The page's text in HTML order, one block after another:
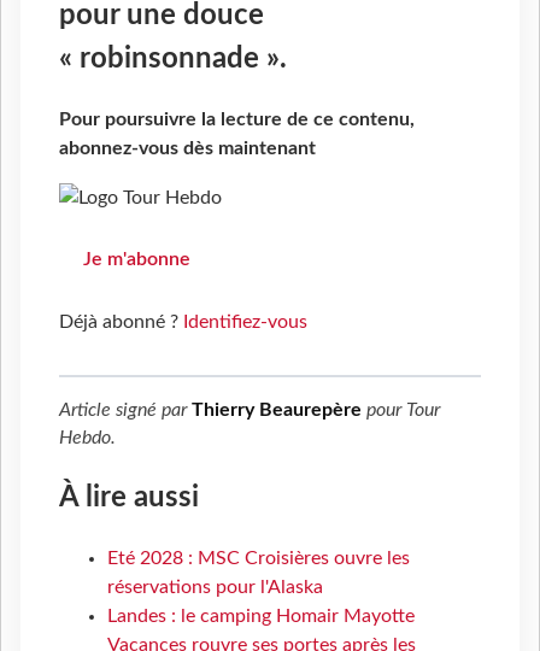
pour une douce
« robinsonnade ».
Pour poursuivre la lecture de ce contenu,
abonnez-vous dès maintenant
Je m'abonne
Déjà abonné ? Identifiez-vous
Article signé parThierry Beaurepère pour Tour
Hebdo.
À lire aussi
Eté 2028 : MSC Croisières ouvre les
réservations pour l'Alaska
Landes : le camping Homair Mayotte
Vacances rouvre ses portes après les